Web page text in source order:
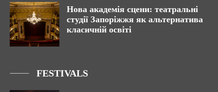
Нова академія сцени: театральні
студії Запоріжжя як альтернатива
класичній освіті
FESTIVALS